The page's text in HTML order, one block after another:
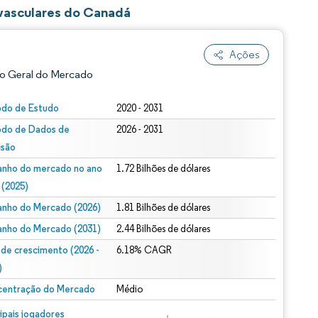
do Canadá
Ações
Geral do Mercado
de Estudo 2020 - 2031
de Dados de
2026 - 2031
do mercado no ano
1.72 Bilhões de dólares
do Mercado (2026) 1.81 Bilhões de dólares
do Mercado (2031) 2.44 Bilhões de dólares
de crescimento (2026 -
6.18% CAGR
do Mercado Médio
jogadores
© Mordor Intelligence. O reuso requer atribuição conforme CC BY 4.0.
conforme CC BY 4.0.